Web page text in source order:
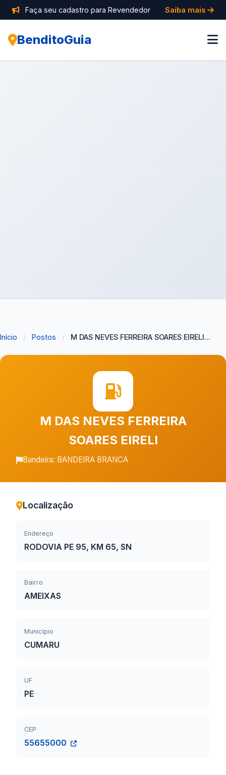
Faça seu cadastro para Revendedor Saiba mais
BenditoGuia
Início / Postos / M DAS NEVES FERREIRA SOARES EIRELI...
M DAS NEVES FERREIRA
SOARES EIRELI
Bandeira: BANDEIRA BRANCA
Localização
Endereço
RODOVIA PE 95, KM 65, SN
Bairro
AMEIXAS
Município
CUMARU
UF
PE
CEP
55655000